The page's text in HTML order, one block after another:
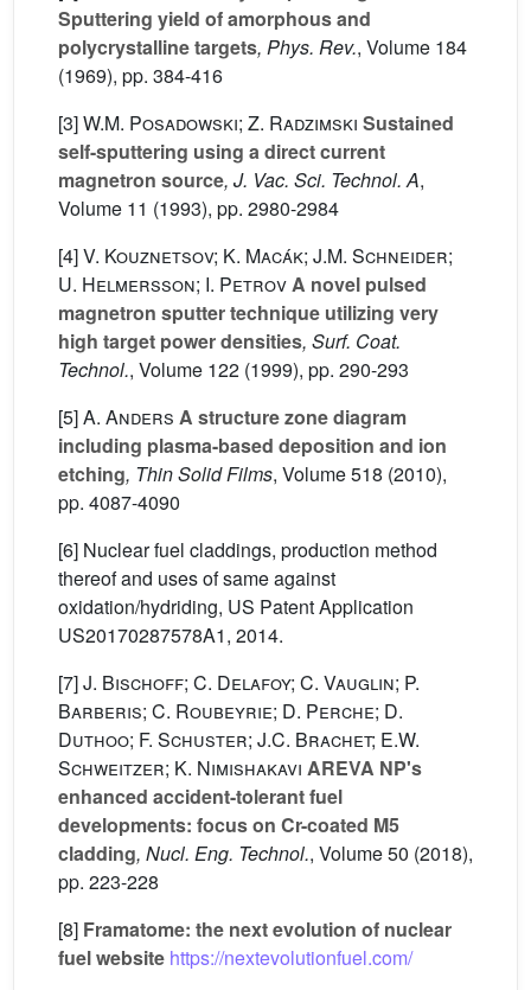
Sputtering yield of amorphous and
polycrystalline targets, Phys. Rev., Volume 184
(1969), pp. 384-416
[3]W.M. Posadowski; Z. Radzimski Sustained
self-sputtering using a direct current
magnetron source, J. Vac. Sci. Technol. A,
Volume 11 (1993), pp. 2980-2984
[4]V. Kouznetsov; K. Macák; J.M. Schneider;
U. Helmersson; I. PetrovA novel pulsed
magnetron sputter technique utilizing very
high target power densities, Surf. Coat.
Technol., Volume 122 (1999), pp. 290-293
[5]A. Anders A structure zone diagram
including plasma-based deposition and ion
etching, Thin Solid Films, Volume 518 (2010),
pp. 4087-4090
[6] Nuclear fuel claddings, production method
thereof and uses of same against
oxidation/hydriding, US Patent Application
US20170287578A1, 2014.
[7]J. Bischoff; C. Delafoy; C. Vauglin; P.
Barberis; C. Roubeyrie; D. Perche; D.
Duthoo; F. Schuster; J.C. Brachet; E.W.
Schweitzer; K. Nimishakavi AREVA NP's
enhanced accident-tolerant fuel
developments: focus on Cr-coated M5
cladding, Nucl. Eng. Technol., Volume 50 (2018),
pp. 223-228
[8] Framatome: the next evolution of nuclear
fuel website https://nextevolutionfuel.com/